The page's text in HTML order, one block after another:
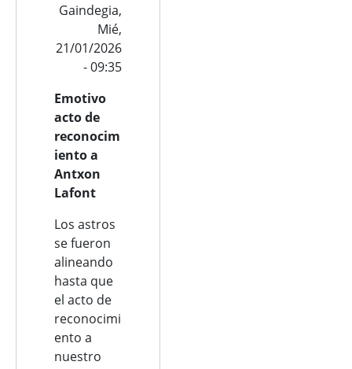
Gaindegia,
Mié,
21/01/2026
- 09:35
Emotivo
acto de
reconocim
iento a
Antxon
Lafont
Los astros
se fueron
alineando
hasta que
el acto de
reconocimi
ento a
nuestro